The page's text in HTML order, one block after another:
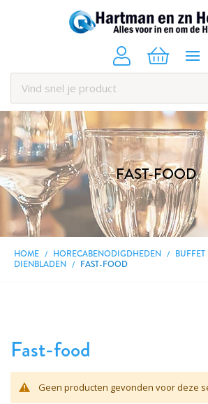
FAST-FOOD
HOME HORECABENODIGDHEDEN
BUFFET
DIENBLADEN
FAST-FOOD
Fast-food
Geen producten gevonden voor deze